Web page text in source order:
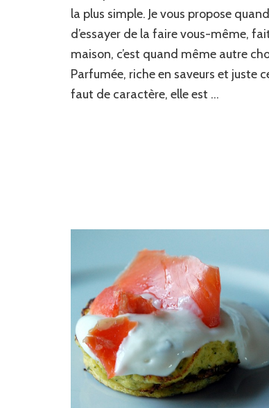
le
!
la plus simple. Je vous propose
d’essayer de la faire vous-même,
maison, c’est quand même autre
Parfumée, riche en saveurs et juste
faut de caractère, elle est …